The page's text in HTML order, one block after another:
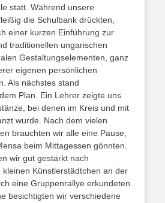
statt. Während unsere
die Schulbank drückten,
einer kurzen Einführung zur
traditionellen ungarischen
Gestaltungselementen, ganz
eigenen persönlichen
Als nächstes stand
Plan. Ein Lehrer zeigte uns
bei denen im Kreis und mit
wurde. Nach dem vielen
brauchten wir alle eine Pause,
beim Mittagessen gönnten.
wir gut gestärkt nach
kleinen Künstlerstädtchen an der
eine Gruppenrallye erkundeten.
besichtigten wir verschiedene